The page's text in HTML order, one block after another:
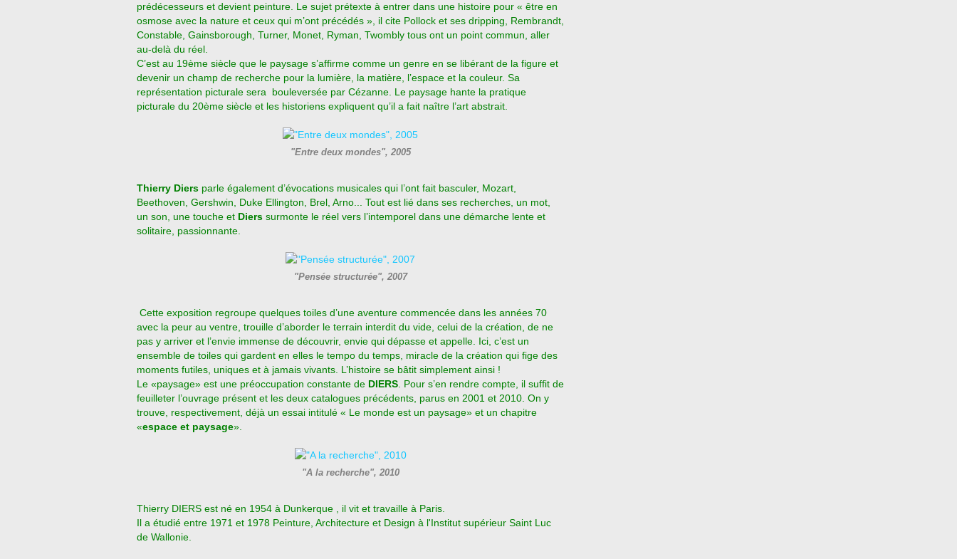
prédécesseurs et devient peinture. Le sujet prétexte à entrer dans une histoire pour « être en
osmose avec la nature et ceux qui m’ont précédés », il cite Pollock et ses dripping, Rembrandt,
Constable, Gainsborough, Turner, Monet, Ryman, Twombly tous ont un point commun, aller
au-delà du réel.
C’est au 19ème siècle que le paysage s’affirme comme un genre en se libérant de la figure et
devenir un champ de recherche pour la lumière, la matière, l’espace et la couleur. Sa
représentation picturale sera bouleversée par Cézanne. Le paysage hante la pratique
picturale du 20ème siècle et les historiens expliquent qu’il a fait naître l’art abstrait.
"Entre deux mondes", 2005
Thierry Diers parle également d’évocations musicales qui l’ont fait basculer, Mozart,
Beethoven, Gershwin, Duke Ellington, Brel, Arno... Tout est lié dans ses recherches, un mot,
un son, une touche et Diers surmonte le réel vers l’intemporel dans une démarche lente et
solitaire, passionnante.
"Pensée structurée", 2007
Cette exposition regroupe quelques toiles d’une aventure commencée dans les années 70
avec la peur au ventre, trouille d’aborder le terrain interdit du vide, celui de la création, de ne
pas y arriver et l’envie immense de découvrir, envie qui dépasse et appelle. Ici, c’est un
ensemble de toiles qui gardent en elles le tempo du temps, miracle de la création qui fige des
moments futiles, uniques et à jamais vivants. L’histoire se bâtit simplement ainsi !
Le «paysage» est une préoccupation constante de DIERS . Pour s’en rendre compte, il suffit de
feuilleter l’ouvrage présent et les deux catalogues précédents, parus en 2001 et 2010. On y
trouve, respectivement, déjà un essai intitulé « Le monde est un paysage» et un chapitre
«espace et paysage».
"A la recherche", 2010
Thierry DIERS est né en 1954 à Dunkerque , il vit et travaille à Paris.
Il a étudié entre 1971 et 1978 Peinture, Architecture et Design à l'Institut supérieur Saint Luc
de Wallonie.